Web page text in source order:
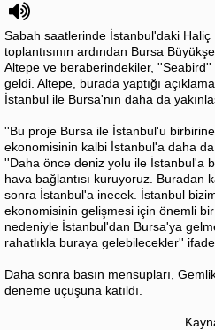
Sabah saatlerinde İstanbul'daki Haliç
toplantısının ardından Bursa
Altepe ve beraberindekiler,
geldi. Altepe, burada yaptığı
İstanbul ile Bursa'nın daha da
''Bu proje Bursa ile İstanbul'u
ekonomisinin kalbi İstanbul'a daha
''Daha önce deniz yolu ile İstanbul'a
hava bağlantısı kuruyoruz. Buradan
sonra İstanbul'a inecek. İstanbul
ekonomisinin gelişmesi için önemli
nedeniyle İstanbul'dan Bursa'ya
rahatlıkla buraya gelebilecekler''
Daha sonra basın mensupları,
deneme uçuşuna katıldı.